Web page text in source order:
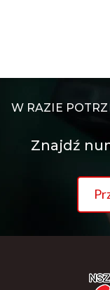
W RAZIE
Znajdź